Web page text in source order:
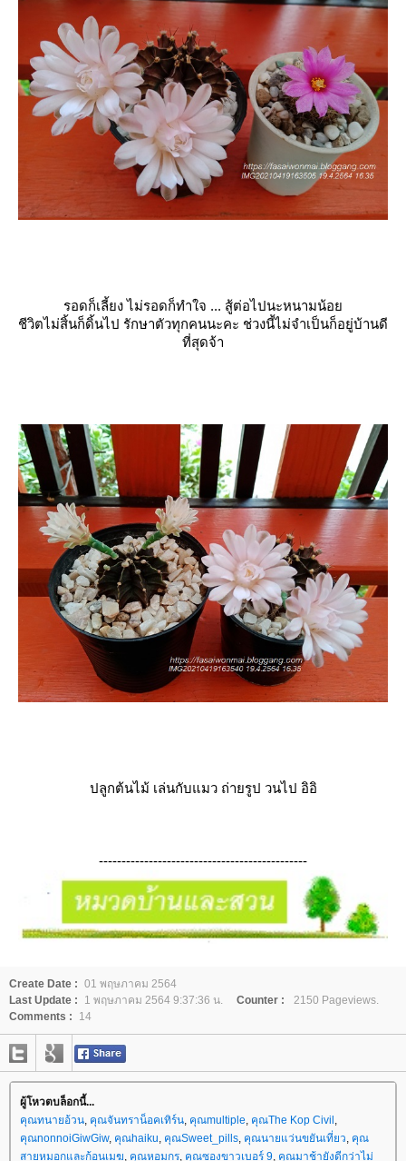
รอดก็เลี้ยง ไม่รอดก็ทำใจ ... สู้ต่อไปนะหนามน้อ
ชีวิตไม่สิ้นก็ดิ้นไป รักษาตัวทุกคนนะคะ ช่วงนี้ไม่จำเป็นก็อยู่บ้านดี
ที่สุดจ้า
ปลูกต้นไม้ เล่นกับแมว ถ่ายรูป วนไป อิอิ
----------------------------------------------
Create Date : 01 พฤษภาคม 2564
Last Update :
1 พฤษภาคม 2564 9:37:36 น. Counter :
2150 Pageviews.
Comments :
14
ผู้โหวตบล็อกนี้...
คุณทนายอ้วน, คุณจันทราน็อคเทิร์น, คุณmultiple, คุณThe Kop Civil,
คุณnonnoiGiwGiw, คุณhaiku, คุณSweet_pills, คุณนายแว่นขยันเที่ยว, คุณ
สายหมอกและก้อนเมฆ, คุณหอมกร, คุณซองขาวเบอร์ 9, คุณมาช้ายังดีกว่าไม่